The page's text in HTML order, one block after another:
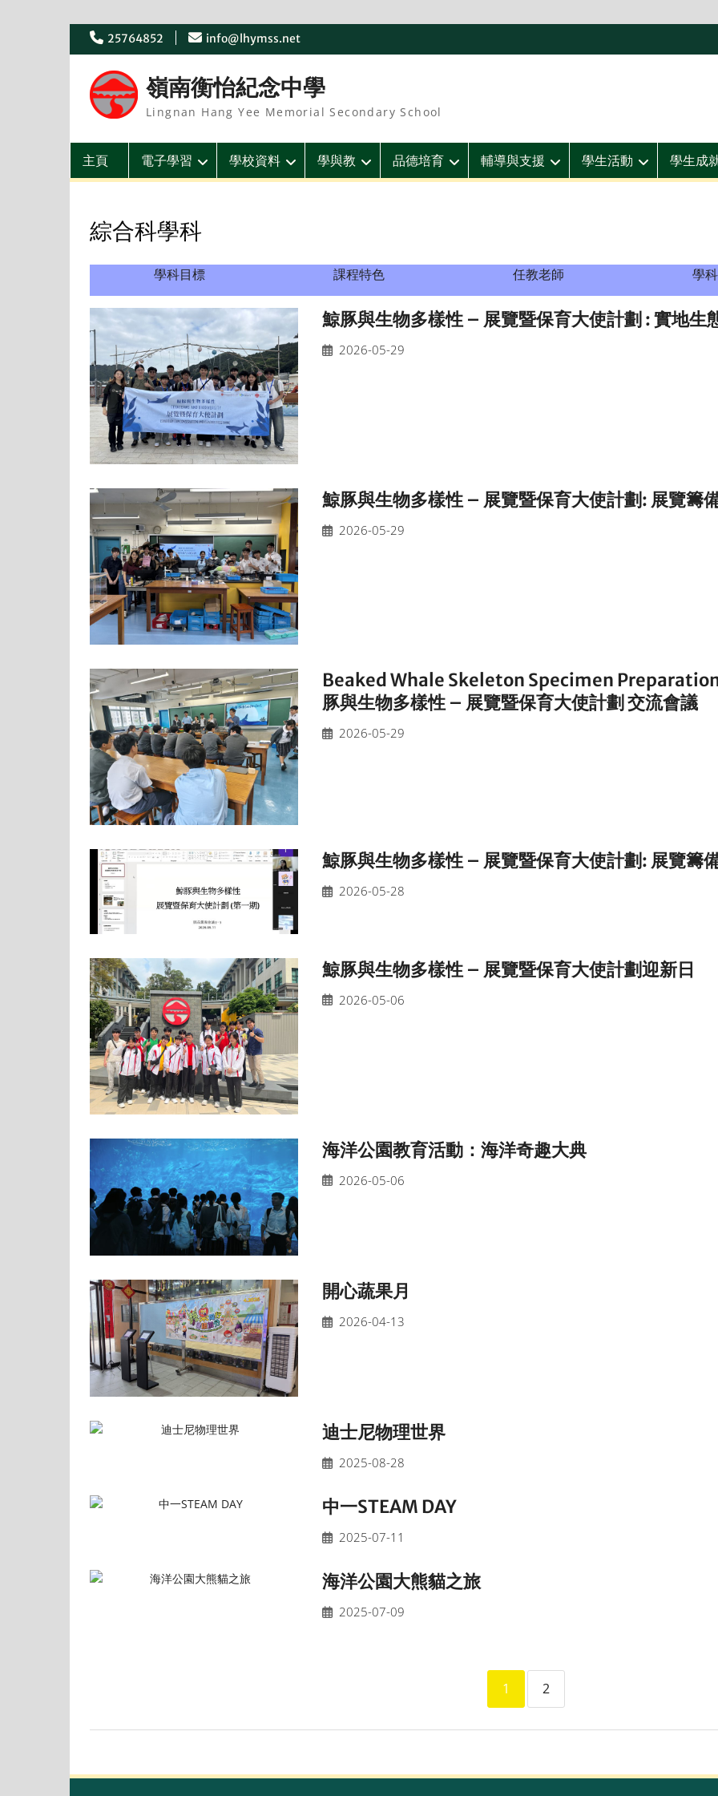
Skip
25764852 info@lhymss.net
嶺南衡怡紀念中學
Lingnan Hang Yee Memorial Secondary School
主頁 電子學習 學校資料 學與教 品德培育 輔導與支援 學生活動 學生成
綜合科學科
學科目標 課程特色 任教老師 學
鯨豚與生物多樣性 – 展覽暨保育大使計劃 : 實地生
2026-05-29
鯨豚與生物多樣性 – 展覽暨保育大使計劃: 展覽籌
2026-05-29
Beaked Whale Skeleton Specimen
豚與生物多樣性 – 展覽暨保育大使計劃 交流會議
2026-05-29
鯨豚與生物多樣性 – 展覽暨保育大使計劃: 展覽籌
2026-05-28
鯨豚與生物多樣性 – 展覽暨保育大使計劃迎新日
2026-05-06
海洋公園教育活動：海洋奇趣大典
2026-05-06
開心蔬果月
2026-04-13
迪士尼物理世界
2025-08-28
中一STEAM DAY
2025-07-11
海洋公園大熊貓之旅
2025-07-09
1 2